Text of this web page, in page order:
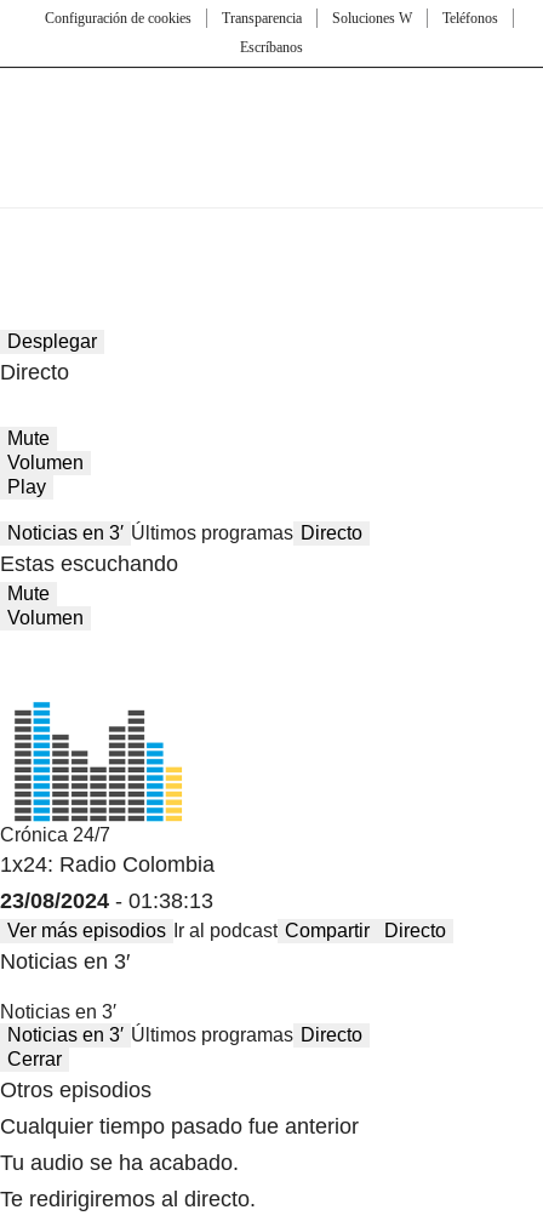
Configuración de cookies
Transparencia Soluciones W
Teléfonos
Escríbanos
Desplegar
Directo
Mute
Volumen
Play
Noticias en 3′ Últimos programas Directo
Estas escuchando
Mute
Volumen
Crónica 24/7
1x24: Radio Colombia
23/08/2024 - 01:38:13
Ver más episodios Ir al podcast Compartir Directo
Noticias en 3′
Noticias en 3′
Noticias en 3′ Últimos programas Directo
Cerrar
Otros episodios
Cualquier tiempo pasado fue anterior
Tu audio se ha acabado.
Te redirigiremos al directo.